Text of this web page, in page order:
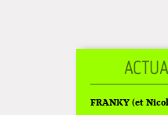
FRANKY (et